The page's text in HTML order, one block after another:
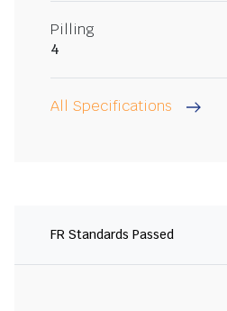
Pilling
4
All Specifications
FR Standards Passed